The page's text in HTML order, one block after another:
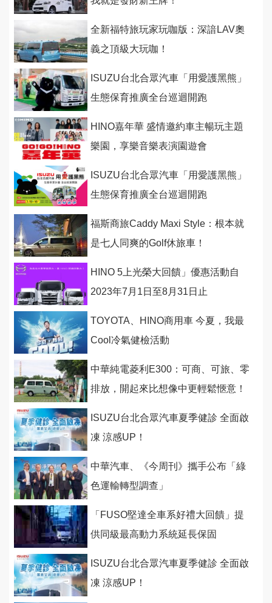
全新福特旅玩家玩咖版：深諳LAV奧
義之頂級大玩咖！
ISUZU台北合眾汽車「用愛護黑熊」
生態保育推廣全台巡迴開跑
HINO嘉年華 盛情邀約車主暢玩主題
樂園，享樂音樂表演園遊會
ISUZU台北合眾汽車「用愛護黑熊」
生態保育推廣全台巡迴開跑
福斯商旅Caddy Maxi Style：根本就
是七人同爽的Golf休旅車！
HINO 5上光榮大回饋」優惠活動自
2023年7月1日至8月31日止
TOYOTA、HINO商用車 今夏，我最
Cool冷氣健檢活動
中華純電菱利E300：可商、可旅、零
排放，開起來比想像中更輕鬆愜意！
ISUZU台北合眾汽車夏季健診 全面啟
凍 涼感UP！
中華汽車、《今周刊》攜手公布「綠
色運輸轉型調查」
「FUSO堅達全車系好禮大回饋」提
供同級最高動力系統延長保固
ISUZU台北合眾汽車夏季健診 全面啟
凍 涼感UP！